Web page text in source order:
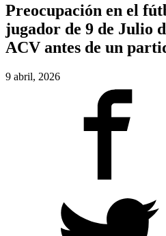
Preocupación en el
jugador de 9 de Julio
ACV antes de un
9 abril, 2026